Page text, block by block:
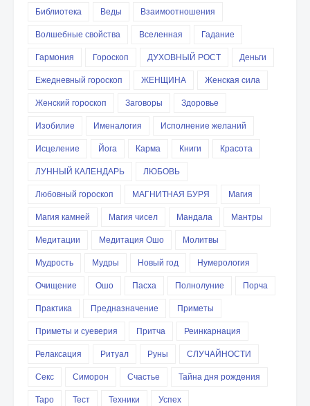
Библиотека
Веды
Взаимоотношения
Волшебные свойства
Вселенная
Гадание
Гармония
Гороскоп ДУХОВНЫЙ РОСТ
Деньги
Ежедневный гороскоп
ЖЕНЩИНА
Женская сила
Женский гороскоп
Заговоры
Здоровье
Изобилие
Именалогия
Исполнение желаний
Исцеление
Йога Карма Книги
Красота
ЛУННЫЙ КАЛЕНДАРЬ
ЛЮБОВЬ
Любовный гороскоп
МАГНИТНАЯ БУРЯ
Магия
Магия камней
Магия чисел Мандала
Мантры
Медитации
Медитация Ошо
Молитвы
Мудрость
Мудры Новый год
Нумерология
Очищение
Ошо Пасха Полнолуние
Порча
Практика
Предназначение
Приметы
Приметы и суеверия
Притча
Реинкарнация
Релаксация
Ритуал Руны
СЛУЧАЙНОСТИ
Секс
Симорон Счастье
Тайна дня рождения
Таро
Тест Техники
Успех